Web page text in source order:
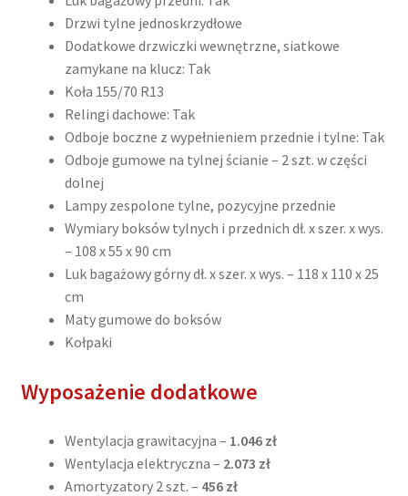
Drzwi tylne jednoskrzydłowe
Dodatkowe drzwiczki wewnętrzne, siatkowe
zamykane na klucz: Tak
Koła 155/70 R13
Relingi dachowe: Tak
Odboje boczne z wypełnieniem przednie i tylne: Tak
Odboje gumowe na tylnej ścianie – 2 szt. w części
dolnej
Lampy zespolone tylne, pozycyjne przednie
Wymiary boksów tylnych i przednich dł. x szer. x wys.
– 108 x 55 x 90 cm
Luk bagażowy górny dł. x szer. x wys. – 118 x 110 x 25
cm
Maty gumowe do boksów
Kołpaki
Wyposażenie dodatkowe
Wentylacja grawitacyjna – 1.046 zł
Wentylacja elektryczna – 2.073 zł
Amortyzatory 2 szt. – 456 zł